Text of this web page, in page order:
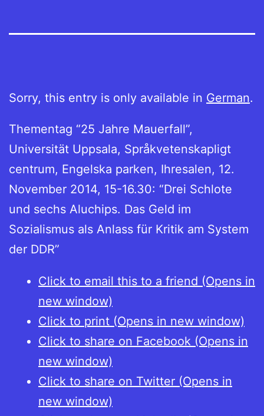
Sorry, this entry is only available in German.
Thementag “25 Jahre Mauerfall”,
Universität Uppsala, Språkvetenskapligt
centrum, Engelska parken, Ihresalen, 12.
November 2014, 15-16.30: “Drei Schlote
und sechs Aluchips. Das Geld im
Sozialismus als Anlass für Kritik am System
der DDR”
Click to email this to a friend (Opens in
new window)
Click to print (Opens in new window)
Click to share on Facebook (Opens in
new window)
Click to share on Twitter (Opens in
new window)